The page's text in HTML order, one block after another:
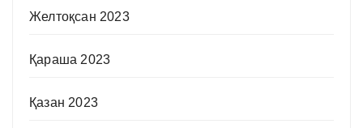
Желтоқсан 2023
Қараша 2023
Қазан 2023